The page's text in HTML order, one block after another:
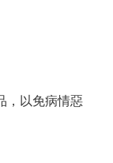
，以免病情惡